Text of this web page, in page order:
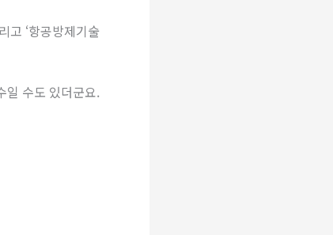
고 ‘항공방제기술
일 수도 있더군요.